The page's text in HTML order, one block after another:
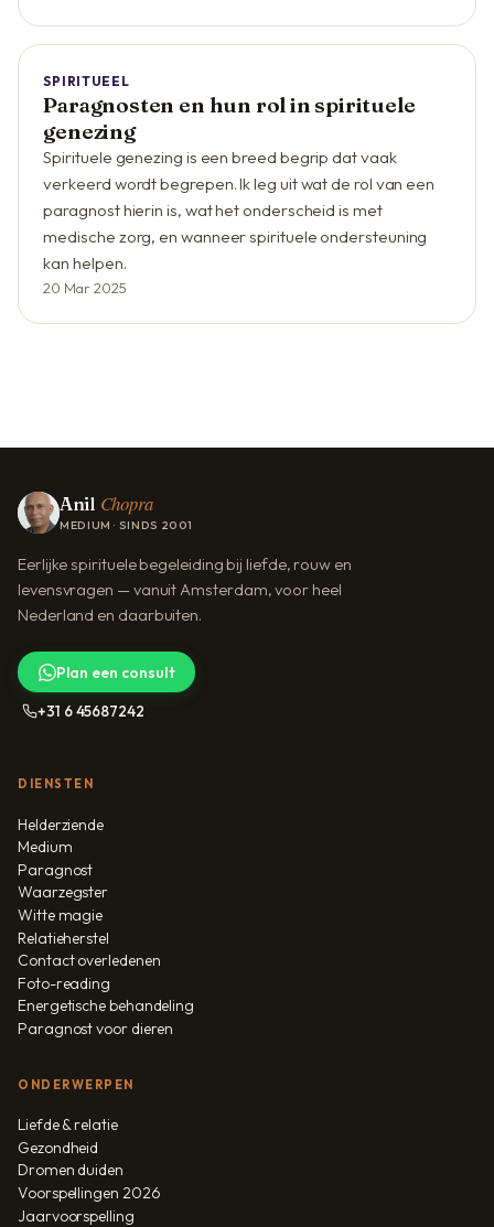
SPIRITUEEL
Paragnosten en hun rol in spirituele
genezing
Spirituele genezing is een breed begrip dat vaak
verkeerd wordt begrepen. Ik leg uit wat de rol van een
paragnost hierin is, wat het onderscheid is met
medische zorg, en wanneer spirituele ondersteuning
kan helpen.
20 Mar 2025
Anil Chopra
MEDIUM · SINDS 2001
Eerlijke spirituele begeleiding bij liefde, rouw en
levensvragen — vanuit Amsterdam, voor heel
Nederland en daarbuiten.
Plan een consult
+31 6 45687242
DIENSTEN
Helderziende
Medium
Paragnost
Waarzegster
Witte magie
Relatieherstel
Contact overledenen
Foto-reading
Energetische behandeling
Paragnost voor dieren
ONDERWERPEN
Liefde & relatie
Gezondheid
Dromen duiden
Voorspellingen 2026
Jaarvoorspelling